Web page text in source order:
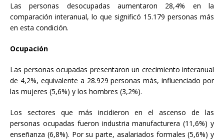
Las personas desocupadas aumentaron 28,4% en la
comparación interanual, lo que significó 15.179 personas más
en esta condición.
Ocupación
Las personas ocupadas presentaron un crecimiento interanual
de 4,2%, equivalente a 28.929 personas más, influenciado por
las mujeres (5,6%) y los hombres (3,2%).
Los sectores que más incidieron en el ascenso de las
personas ocupadas fueron industria manufacturera (11,6%) y
enseñanza (6,8%). Por su parte, asalariados formales (5,6%) y